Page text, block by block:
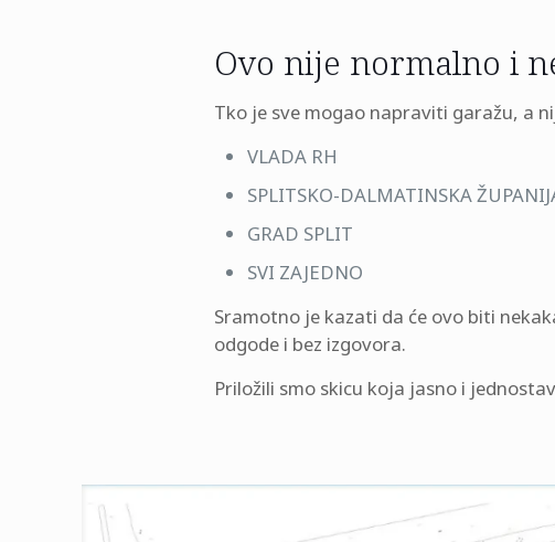
Ovo nije normalno i
Tko je sve mogao napraviti garažu, a
VLADA RH
SPLITSKO-DALMATINSKA
GRAD SPLIT
SVI ZAJEDNO
Sramotno je kazati da će ovo biti
odgode i bez izgovora.
Priložili smo skicu koja jasno i